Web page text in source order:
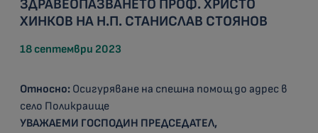
ЗДРАВЕОПАЗВАНЕТО ПРОФ. ХРИСТО
ХИНКОВ НА Н.П. СТАНИСЛАВ СТОЯНОВ
18 септември 2023
Относно: Осигуряване на спешна помощ до адрес в
село Поликраище
УВАЖАЕМИ ГОСПОДИН ПРЕДСЕДАТЕЛ,